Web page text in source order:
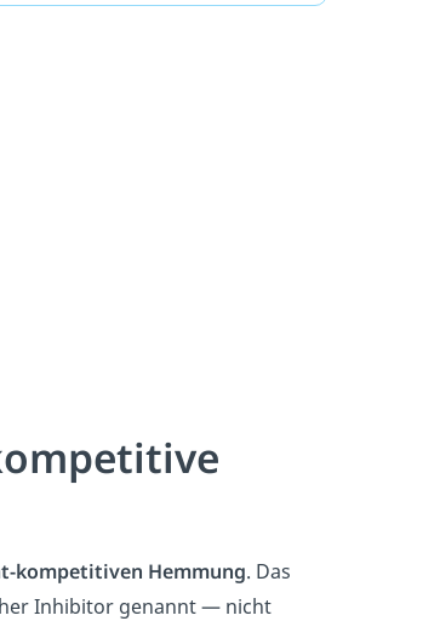
kompetitiven Hemmung. Das
Inhibitor genannt — nicht